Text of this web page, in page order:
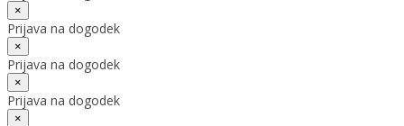
×
Prijava na dogodek
×
Prijava na dogodek
×
Prijava na dogodek
×